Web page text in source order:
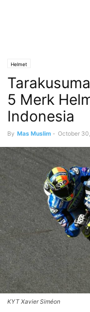
Helmet
5 Merk
Indonesia
By Mas Muslim - October
KYT Xavier Siméon